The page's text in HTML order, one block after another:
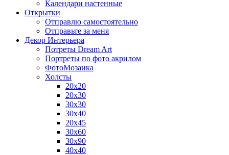
Календари настенные
Открытки
Отправлю самостоятельно
Отправьте за меня
Декор Интерьера
Потреты Dream Art
Портреты по фото акрилом
ФотоМозаика
Холсты
20х20
20х30
30х30
30х40
20х45
30х60
30х90
40х40